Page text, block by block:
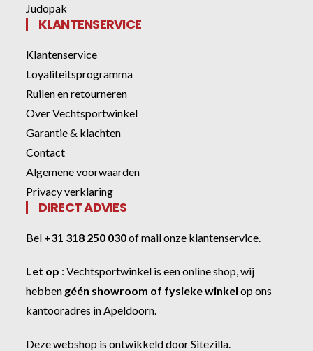
Judopak
KLANTENSERVICE
Klantenservice
Loyaliteitsprogramma
Ruilen en retourneren
Over Vechtsportwinkel
Garantie & klachten
Contact
Algemene voorwaarden
Privacy verklaring
DIRECT ADVIES
Bel +31 318 250 030ofmail onze klantenservice
Let op :Vechtsportwinkel is een online shop, wij
hebben géén showroom of fysieke winkel op ons
kantooradres in Apeldoorn.
Deze webshop is ontwikkeld doorSitezilla